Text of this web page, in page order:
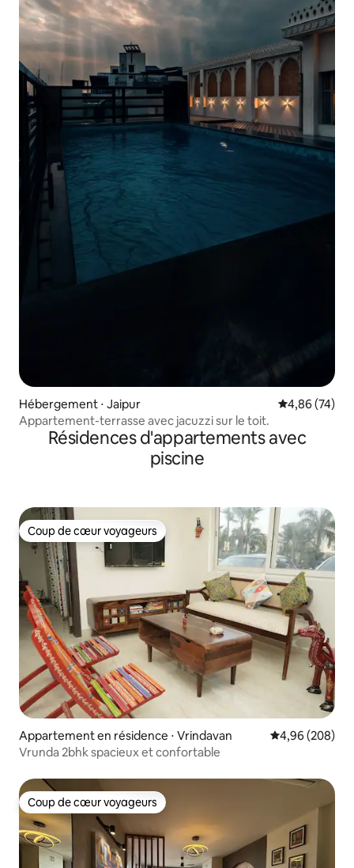
Hébergement ⋅ Jaipur Évaluation
4,86 (74)
Appartement-terrasse avec jacuzzi sur le toit.
Résidences d'appartements avec
piscine
Coup de cœur voyageurs
Coup de cœur voyageurs
Appartement en résidence ⋅ Vrindavan Évaluation
4,96 (208)
Vrunda 2bhk spacieux et confortable
Coup de cœur voyageurs
Coup de cœur voyageurs